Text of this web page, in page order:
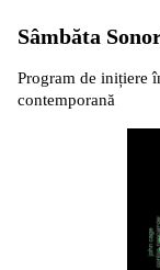
Sâmbăta
Program de inițiere
contemporană